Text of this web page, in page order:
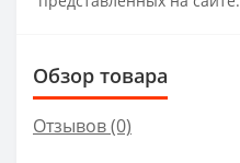
Обзор товара
Отзывов (0)